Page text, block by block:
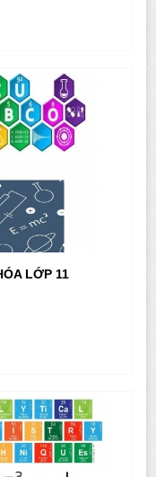
LỚP 11